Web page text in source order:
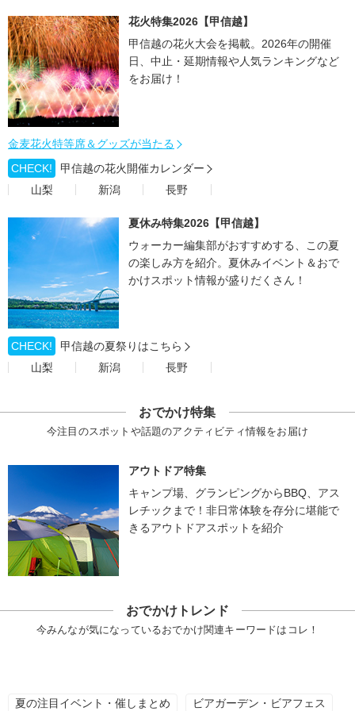
花火特集2026【甲信越】
甲信越の花火大会を掲載。2026年の開催
日、中止・延期情報や人気ランキングなど
をお届け！
金麦花火特等席＆グッズが当たる
CHECK!
甲信越の花火開催カレンダー
山梨
新潟 長野
夏休み特集2026【甲信越】
ウォーカー編集部がおすすめする、この夏
の楽しみ方を紹介。夏休みイベント＆おで
かけスポット情報が盛りだくさん！
CHECK!
甲信越の夏祭りはこちら
山梨
新潟 長野
おでかけ特集
今注目のスポットや話題のアクティビティ情報をお届け
アウトドア特集
キャンプ場、グランピングからBBQ、アス
レチックまで！非日常体験を存分に堪能で
きるアウトドアスポットを紹介
おでかけトレンド
今みんなが気になっているおでかけ関連キーワードはコレ！
夏の注目イベント・催しまとめ ビアガーデン・ビアフェス